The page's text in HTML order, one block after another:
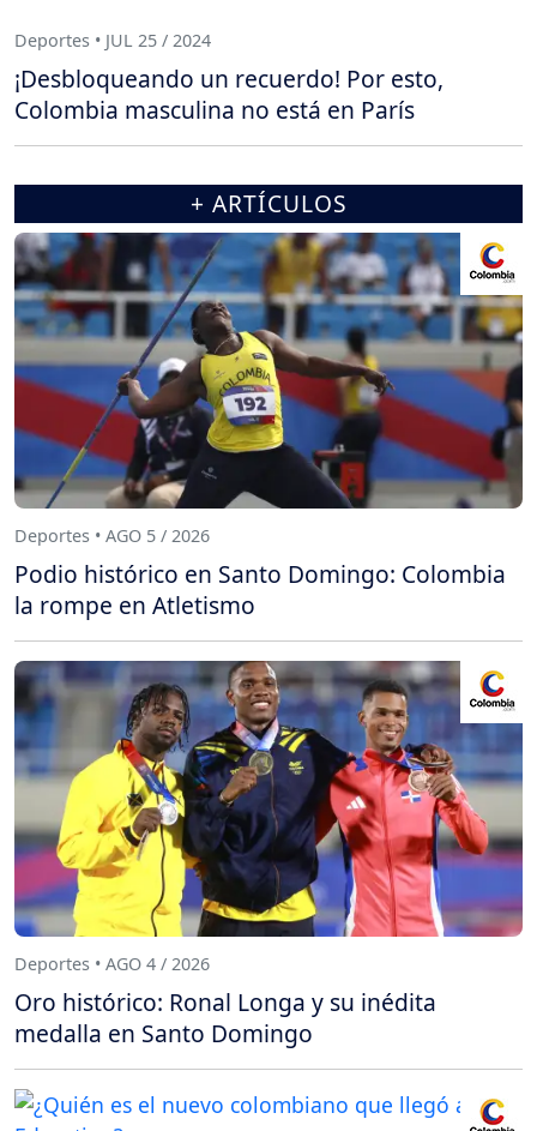
Deportes • JUL 25 / 2024
¡Desbloqueando un recuerdo! Por esto,
Colombia masculina no está en París
+ ARTÍCULOS
Deportes • AGO 5 / 2026
Podio histórico en Santo Domingo: Colombia
la rompe en Atletismo
Deportes • AGO 4 / 2026
Oro histórico: Ronal Longa y su inédita
medalla en Santo Domingo